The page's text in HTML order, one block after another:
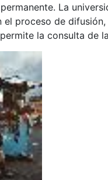
La
el proceso de
la consulta de